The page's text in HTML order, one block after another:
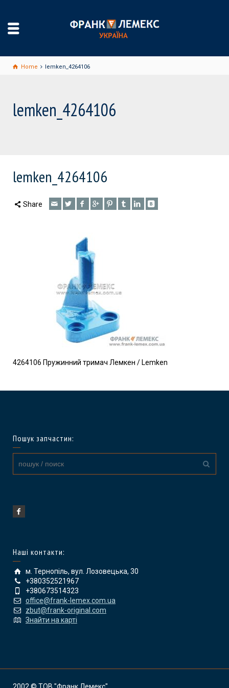
Home lemken_4264106
lemken_4264106
lemken_4264106
Share
4264106 Пружинний тримач Лемкен / Lemken
Пошук запчастин:
Наші контакти:
м. Тернопіль, вул. Лозовецька, 30
+380352521967
+380673514323
office@frank-lemex.com.ua
zbut@frank-original.com
Знайти на карті